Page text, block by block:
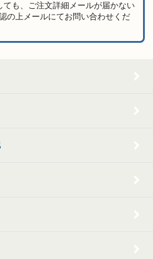
ても、ご注文詳細メールが届かない
の上メールにてお問い合わせくだ